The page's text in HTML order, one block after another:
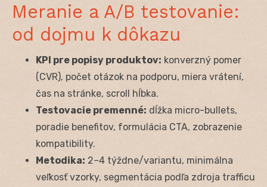
Meranie a A/B testovanie:
od dojmu k dôkazu
KPI pre popisy produktov: konverzný pomer
(CVR), počet otázok na podporu, miera vrátení,
čas na stránke, scroll hĺbka.
Testovacie premenné: dĺžka micro-bullets,
poradie benefitov, formulácia CTA, zobrazenie
kompatibility.
Metodika: 2–4 týždne/variantu, minimálna
veľkosť vzorky, segmentácia podľa zdroja trafficu